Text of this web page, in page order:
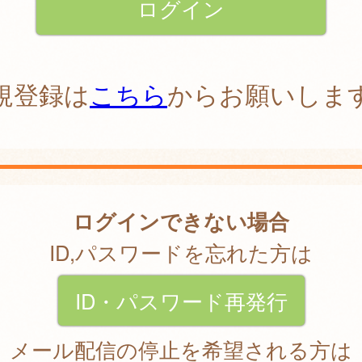
登録はこちらからお願いしま
ログインできない場合
ID,パスワードを忘れた方は
ID・パスワード再発行
メール配信の停止を希望される方は